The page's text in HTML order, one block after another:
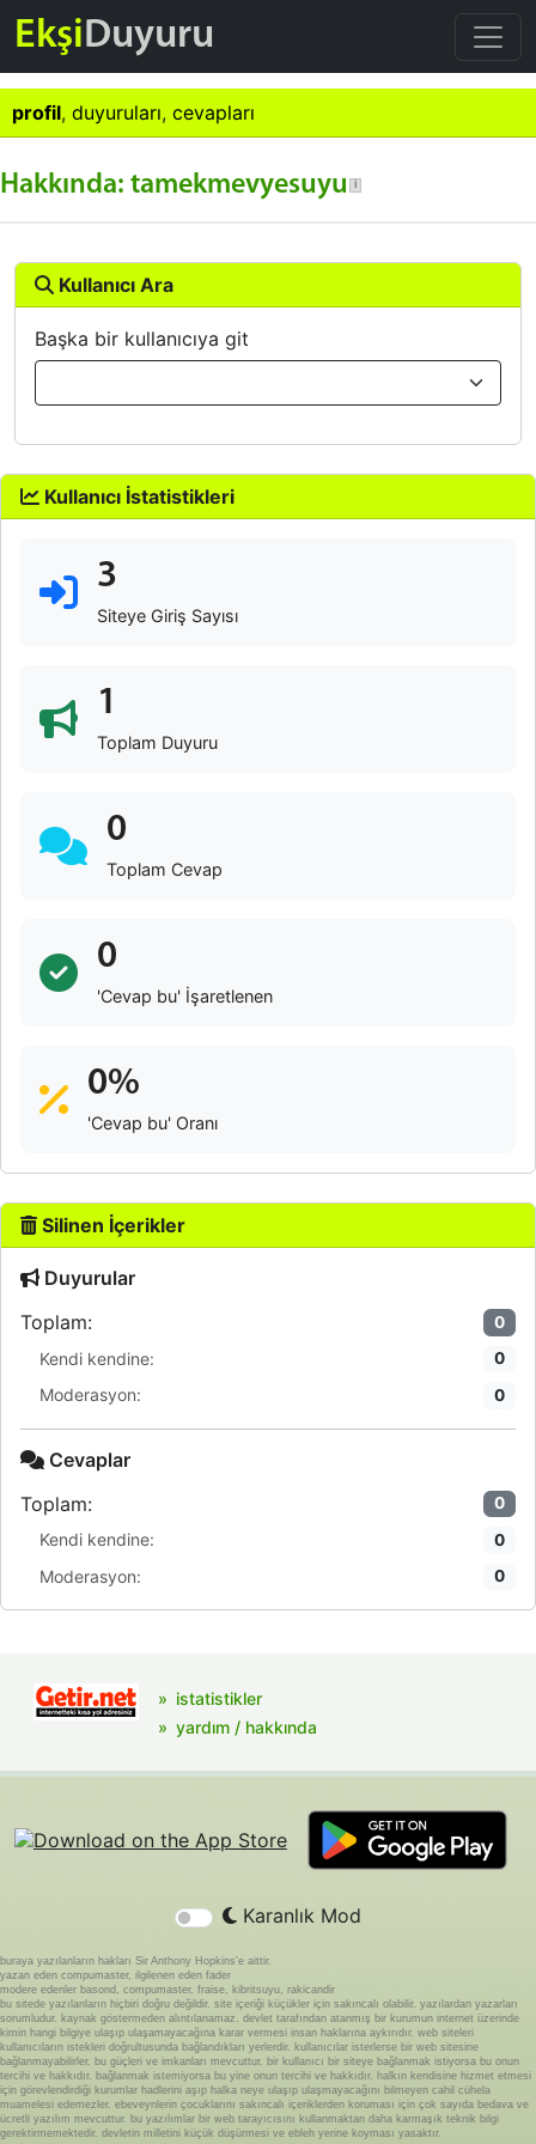
EkşiDuyuru
profil, duyuruları, cevapları
Hakkında: tamekmevyesuyu
Kullanıcı Ara
Başka bir kullanıcıya git
Kullanıcı İstatistikleri
3
Siteye Giriş Sayısı
1
Toplam Duyuru
0
Toplam Cevap
0
'Cevap bu' İşaretlenen
0%
'Cevap bu' Oranı
Silinen İçerikler
Duyurular
Toplam:
0
Kendi kendine: 0
Moderasyon: 0
Cevaplar
Toplam:
0
Kendi kendine: 0
Moderasyon: 0
istatistikler
yardım / hakkında
Karanlık Mod
buraya yazılanların hakları Sir Anthony Hopkins'e aittir.
yazan eden compumaster, ilgilenen eden fader
modere edenler basond, compumaster, fraise, kibritsuyu, rakicandir
bu sitede yazılanların hiçbiri doğru değildir. site içeriği küçükler için sakıncalı olabilir. yazılardan yazarları
sorumludur. kaynak göstermeden alıntılanamaz. devlet tarafından atanmış bir kurumun internet üzerinde
kimin hangi bilgiye ulaşıp ulaşamayacağına karar vermesi insan haklarına aykırıdır. web siteleri
kullanıcıların istekleri doğrultusunda bağlandıkları yerlerdir. kullanıcılar isterlerse bir web sitesine
bağlanmayabilirler. bu güçleri ve imkanları mevcuttur. bir kullanıcı bir siteye bağlanmak istiyorsa bu onun
tercihi ve hakkıdır. bağlanmak istemiyorsa bu yine onun tercihi ve hakkıdır. halkın kendisine hizmet etmesi
için görevlendirdiği kurumlar hadlerini aşıp halka neye ulaşıp ulaşmayacağını bilmeyen cahil cühela
muamelesi edemezler. ebeveynlerin çocuklarını sakıncalı içeriklerden koruması için çok sayıda bedava ve
ücretli yazılım mevcuttur. bu yazılımlar bir web tarayıcısını kullanmaktan daha karmaşık teknik bilgi
gerektirmemektedir. devletin milletini küçük düşürmesi ve ebleh yerine koyması yasaktır.